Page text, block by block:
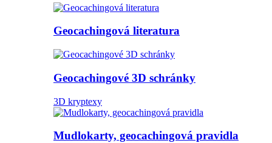
Geocachingová literatura
Geocachingové 3D schránky
3D kryptexy
Mudlokarty, geocachingová pravidla